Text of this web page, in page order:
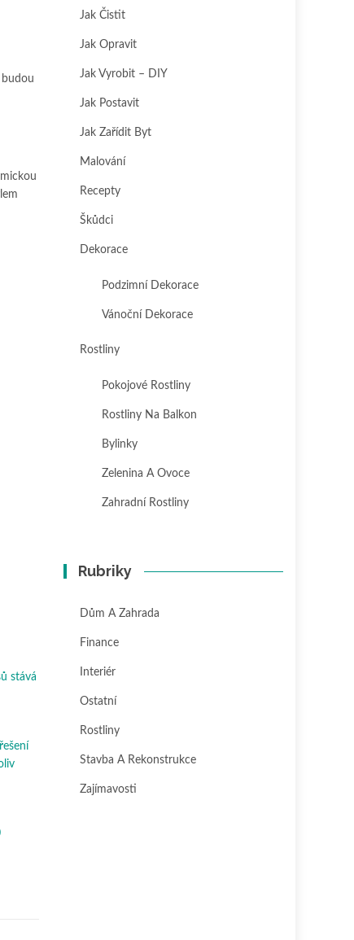
stává
Jak Čistit
Jak Opravit
Jak Vyrobit – DIY
Jak Postavit
Jak Zařídit Byt
Malování
Recepty
Škůdci
Dekorace
Podzimní Dekorace
Vánoční Dekorace
Rostliny
Pokojové Rostliny
Rostliny Na Balkon
Bylinky
Zelenina A Ovoce
Zahradní Rostliny
Rubriky
Dům A Zahrada
Finance
Interiér
Ostatní
Rostliny
Stavba A Rekonstrukce
Zajímavosti